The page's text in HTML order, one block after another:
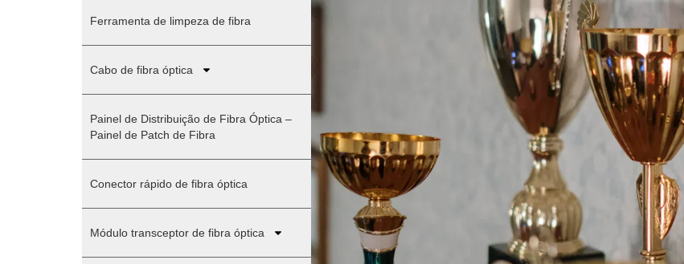
Ferramenta de limpeza de fibra
Cabo de fibra óptica
Painel de Distribuição de Fibra Óptica –
Painel de Patch de Fibra
Conector rápido de fibra óptica
Módulo transceptor de fibra óptica